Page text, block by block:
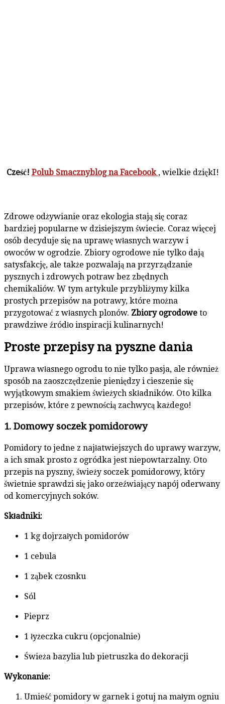
Cześć! Polub Smacznyblog na Facebook , wielkie dziękI!
Zdrowe odżywianie oraz ekologia stają się coraz
bardziej popularne w dzisiejszym świecie. Coraz więcej
osób decyduje się na uprawę własnych warzyw i
owoców w ogrodzie. Zbiory ogrodowe nie tylko dają
satysfakcję, ale także pozwalają na przyrządzanie
pysznych i zdrowych potraw bez zbędnych
chemikaliów. W tym artykule przybliżymy kilka
prostych przepisów na potrawy, które można
przygotować z własnych plonów. Zbiory ogrodowe to
prawdziwe źródło inspiracji kulinarnych!
Proste przepisy na pyszne dania
Uprawa własnego ogrodu to nie tylko pasja, ale również
sposób na zaoszczędzenie pieniędzy i cieszenie się
wyjątkowym smakiem świeżych składników. Oto kilka
przepisów, które z pewnością zachwycą każdego!
1. Domowy soczek pomidorowy
Pomidory to jedne z najłatwiejszych do uprawy warzyw,
a ich smak prosto z ogródka jest niepowtarzalny. Oto
przepis na pyszny, świeży soczek pomidorowy, który
świetnie sprawdzi się jako orzeźwiający napój oderwany
od komercyjnych soków.
Składniki:
1 kg dojrzałych pomidorów
1 cebula
1 ząbek czosnku
Sól
Pieprz
1 łyżeczka cukru (opcjonalnie)
Świeża bazylia lub pietruszka do dekoracji
Wykonanie:
Umieść pomidory w garnek i gotuj na małym ogniu